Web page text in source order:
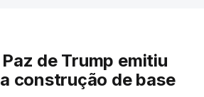
de Trump emitiu
construção de base